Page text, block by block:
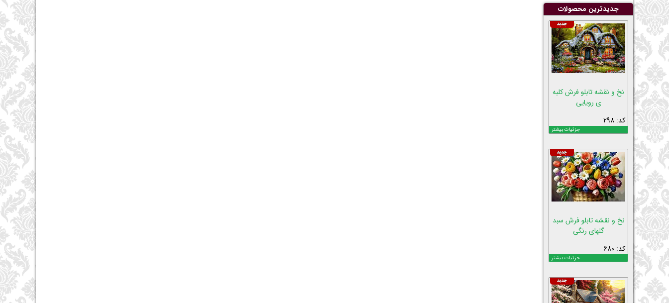
جدیدترین محصولات
نخ و نقشه تابلو فرش کلبه
ی رویایی
کد: 298
جزئیات بیشتر
نخ و نقشه تابلو فرش سبد
گلهای رنگی
کد: 680
جزئیات بیشتر